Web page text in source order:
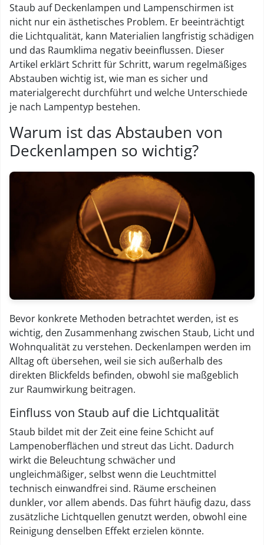
Staub auf Deckenlampen und Lampenschirmen ist
nicht nur ein ästhetisches Problem. Er beeinträchtigt
die Lichtqualität, kann Materialien langfristig schädigen
und das Raumklima negativ beeinflussen. Dieser
Artikel erklärt Schritt für Schritt, warum regelmäßiges
Abstauben wichtig ist, wie man es sicher und
materialgerecht durchführt und welche Unterschiede
je nach Lampentyp bestehen.
Warum ist das Abstauben von
Deckenlampen so wichtig?
Bevor konkrete Methoden betrachtet werden, ist es
wichtig, den Zusammenhang zwischen Staub, Licht und
Wohnqualität zu verstehen. Deckenlampen werden im
Alltag oft übersehen, weil sie sich außerhalb des
direkten Blickfelds befinden, obwohl sie maßgeblich
zur Raumwirkung beitragen.
Einfluss von Staub auf die Lichtqualität
Staub bildet mit der Zeit eine feine Schicht auf
Lampenoberflächen und streut das Licht. Dadurch
wirkt die Beleuchtung schwächer und
ungleichmäßiger, selbst wenn die Leuchtmittel
technisch einwandfrei sind. Räume erscheinen
dunkler, vor allem abends. Das führt häufig dazu, dass
zusätzliche Lichtquellen genutzt werden, obwohl eine
Reinigung denselben Effekt erzielen könnte.